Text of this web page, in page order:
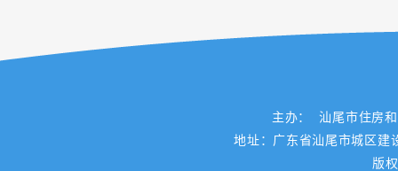
主办： 汕尾市住房
地址：广东省汕尾市城区
版